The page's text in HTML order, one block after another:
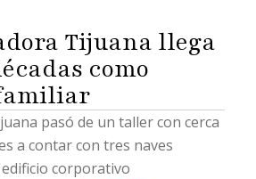
Tijuana llega
como
pasó de un taller con cerca
a contar con tres naves
corporativo